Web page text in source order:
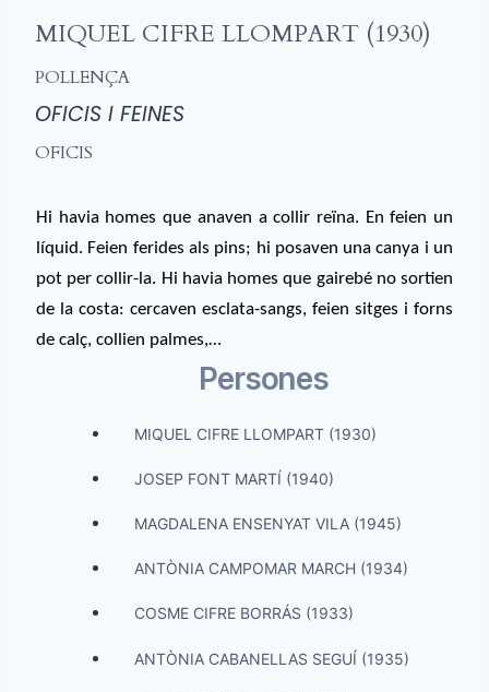
MIQUEL CIFRE LLOMPART (1930)
POLLENÇA
OFICIS I FEINES
OFICIS
Hi havia homes que anaven a collir reïna. En feien un
líquid. Feien ferides als pins; hi posaven una canya i un
pot per collir-la. Hi havia homes que gairebé no sortien
de la costa: cercaven esclata-sangs, feien sitges i forns
de calç, collien palmes,…
Persones
MIQUEL CIFRE LLOMPART (1930)
JOSEP FONT MARTÍ (1940)
MAGDALENA ENSENYAT VILA (1945)
ANTÒNIA CAMPOMAR MARCH (1934)
COSME CIFRE BORRÁS (1933)
ANTÒNIA CABANELLAS SEGUÍ (1935)